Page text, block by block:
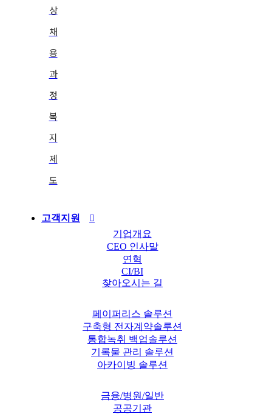
상
채
용
과
정
복
지
제
도
고객지원
기업개요
CEO 인사말
연혁
CI/BI
찾아오시는 길
페이퍼리스 솔루션
구축형 전자계약솔루션
통합녹취 백업솔루션
기록물 관리 솔루션
아카이빙 솔루션
금융/병원/일반
공공기관